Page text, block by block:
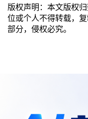
版权声明：本文版权
位或个人不得转载，
部分，侵权必究。